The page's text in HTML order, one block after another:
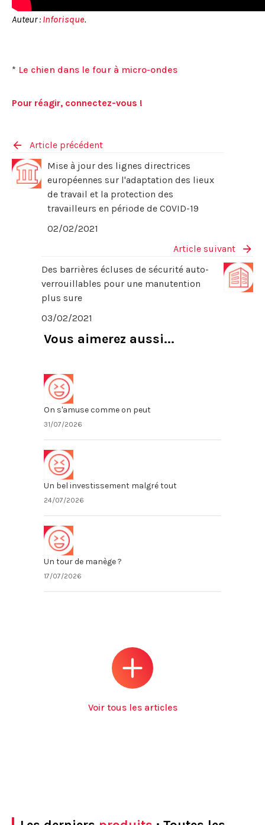
Auteur : Inforisque.
* Le chien dans le four à micro-ondes
Pour réagir, connectez-vous !
Article précédent
Mise à jour des lignes directrices
européennes sur l'adaptation des lieux
de travail et la protection des
travailleurs en période de COVID-19
02/02/2021
Article suivant
Des barrières écluses de sécurité auto-
verrouillables pour une manutention
plus sure
03/02/2021
Vous aimerez aussi...
On s'amuse comme on peut
31/07/2026
Un bel investissement malgré tout
24/07/2026
Un tour de manège ?
17/07/2026
Voir tous les articles